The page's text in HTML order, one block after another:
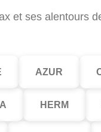
et ses alentours
AZUR
HERM